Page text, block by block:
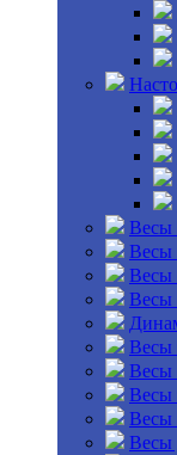
Весы
Весы
Весы
Весы
Весы
Весы
Весы
Весы
Весы